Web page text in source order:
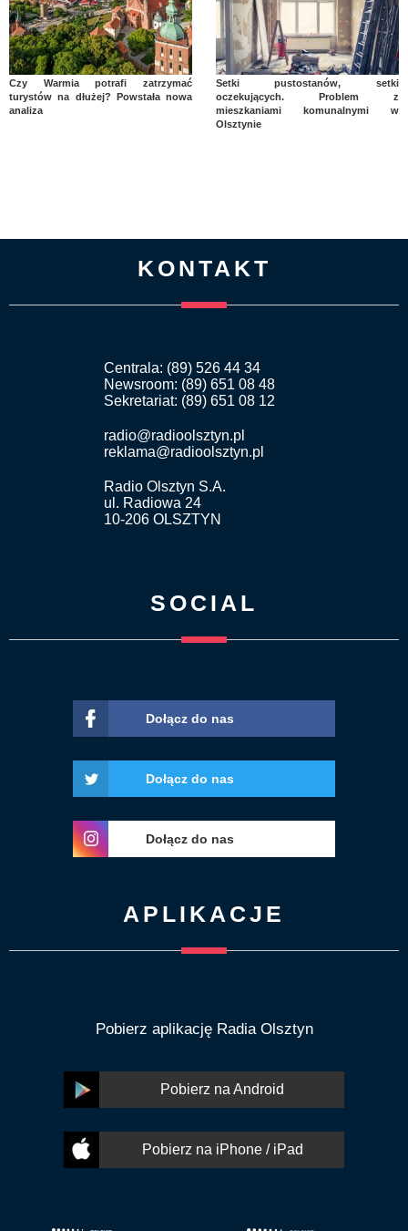
Czy Warmia potrafi zatrzymać
turystów na dłużej? Powstała nowa
analiza
Setki pustostanów, setki
oczekujących. Problem z
mieszkaniami komunalnymi w
Olsztynie
KONTAKT
Centrala: (89) 526 44 34
Newsroom: (89) 651 08 48
Sekretariat: (89) 651 08 12
radio@radioolsztyn.pl
reklama@radioolsztyn.pl
Radio Olsztyn S.A.
ul. Radiowa 24
10-206 OLSZTYN
SOCIAL
Dołącz do nas
Dołącz do nas
Dołącz do nas
APLIKACJE
Pobierz aplikację Radia Olsztyn
Pobierz na Android
Pobierz na iPhone / iPad